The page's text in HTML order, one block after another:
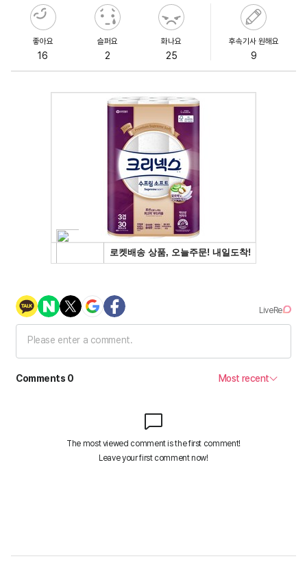
좋아요
16
슬퍼요
2
화나요
25
후속기사 원해요
9